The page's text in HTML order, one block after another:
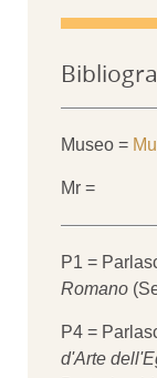
Museo =
Mr =
P1 =
Romano
P4 =
d'Arte